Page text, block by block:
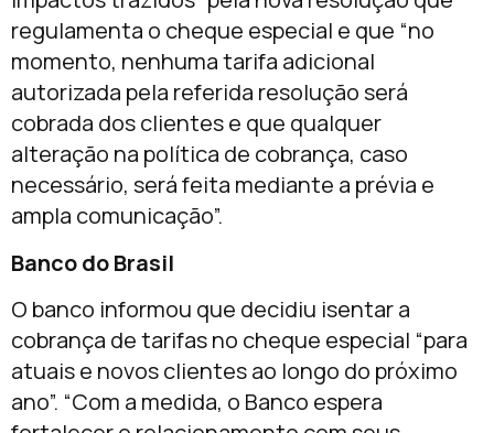
regulamenta o cheque especial e que “no
momento, nenhuma tarifa adicional
autorizada pela referida resolução será
cobrada dos clientes e que qualquer
alteração na política de cobrança, caso
necessário, será feita mediante a prévia e
ampla comunicação”.
Banco do Brasil
O banco informou que decidiu isentar a
cobrança de tarifas no cheque especial “para
atuais e novos clientes ao longo do próximo
ano”. “Com a medida, o Banco espera